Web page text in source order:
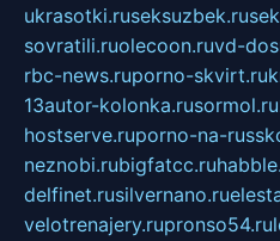
ukrasotki.ruseksuzbek.ru
sovratili.ruolecoon.ruvd-
rbc-news.ruporno-skvirt.ru
13autor-kolonka.rusormol.ru
hostserve.ruporno-na-
neznobi.rubigfatcc.ru
delfinet.rusilvernano.ru
velotrenajery.rupronso54.ru